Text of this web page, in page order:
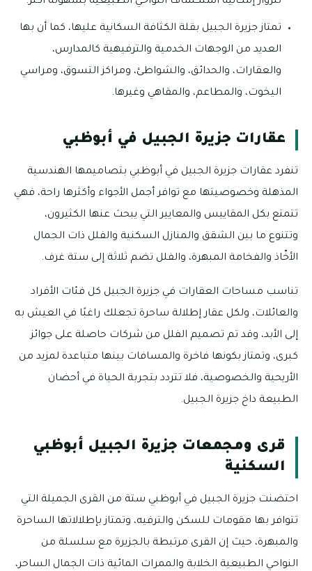
تمتاز جزيرة الجبيل بقلة الكثافة السكانية عليها، كما أن بها
العديد من الوجهات الخدمية والترفيهية كالمدارس،
والعقارات، والحدائق، والشواطئ، ومراكز التسوق، ومراسي
اليخوت، والمطاعم، والمقاهي وغيرها.
عقارات جزيرة الجبيل في أبوظبي
تنفرد عقارات جزيرة الجبيل في أبوظبي بتصاميمها الهندسية
المذهلة وخصوصيتها مع توافر أجمل الأجواء وأكثرها راحة، فهي
تتمتع بكل المقاييس والمعايير التي يبحث عنها الكثيرون،
وتتنوع ما بين الشقق والمنازل السكنية والفلل ذات الجمال
الأخّاذ والفخامة المبهرة، والفلل تضم ثلاثة إلى ستة غرف.
تناسب مساحات العقارات في جزيرة الجبيل كل فئات الأفراد
والعائلات، ولكل عقار إطلالة ساحرة تجعلك راغبًا في العيش به
إلى الأبد، وقد تم تصميم الفلل من شركات حاصلة على جوائز
كبرى، وتمتاز بكونها فاخرة والمسافات بينها متباعدة لمزيد من
الأريحية والخصوصية، فلا تتردد بتجربة الحياة في أحضان
الطبيعة داخ جزيرة الجبيل.
قرى ومجمعات جزيرة الجبيل أبوظبي
السكنية
احتضنت جزيرة الجبيل في أبوظبي ستة من القرى الجميلة التي
تتوافر بها مقومات للسكن والترفيه، وتمتاز بإطلالاتها الساحرة
والمبهرة، حيث إن القرى مرتبطة بالجزيرة مع سلسلة من
النواحي الطبيعية الخلابة والممرات المائية ذات الجمال الساحر،